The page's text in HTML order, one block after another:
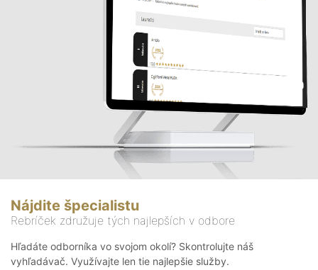
Nájdite špecialistu
Rebríček združuje tých najlepších v odbore
Hľadáte odborníka vo svojom okolí? Skontrolujte náš
vyhľadávač. Využívajte len tie najlepšie služby.